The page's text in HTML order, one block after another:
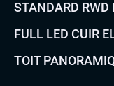
STANDARD
FULL LED CUIR
TOIT